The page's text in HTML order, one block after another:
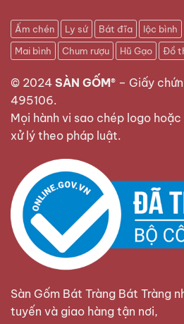
Ấm chén Ly sứ Bát đĩa lộc bình
Mai bình
Chum rượu Hũ Gạo Đồ
© 2024 SÀN GỐM® – Giấy
495106.
Mọi hành vi sao chép logo
xử lý theo pháp luật.
Sàn Gốm Bát Tràng Bát Tràng
tuyến và giao hàng tận nơi,